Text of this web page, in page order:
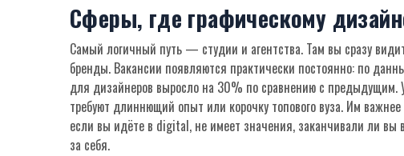
Сферы, где графическому
Самый логичный путь — студии и агентства. Там вы сразу
бренды. Вакансии появляются практически постоянно: по
для дизайнеров выросло на 30% по сравнению с предыдущим.
требуют длиннющий опыт или корочку топового вуза. Им
если вы идёте в digital, не имеет значения, заканчивали ли
за себя.